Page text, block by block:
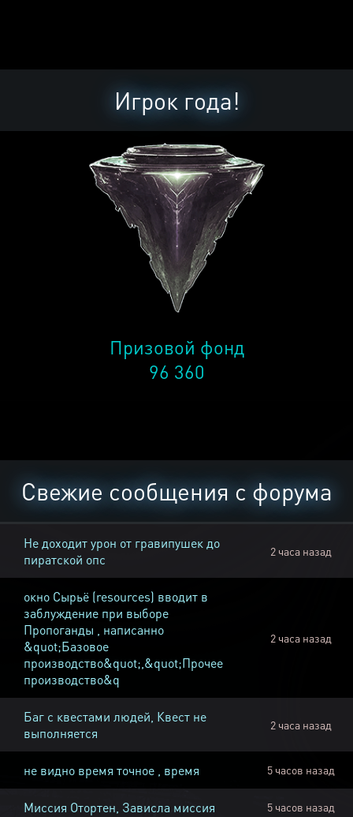
Игрок года!
Призовой фонд
96 360
Свежие сообщения с форума
Не доходит урон от гравипушек до
пиратской опс
2 часа назад
окно Cырьё (resources) вводит в
заблуждение при выборе
Пропоганды , написанно
&quot;Базовое
производство&quot;,&quot;Прочее
производство&q
2 часа назад
Баг с квестами людей, Квест не
выполняется
2 часа назад
не видно время точное , время 5 часов назад
Миссия Отортен, Зависла миссия 5 часов назад